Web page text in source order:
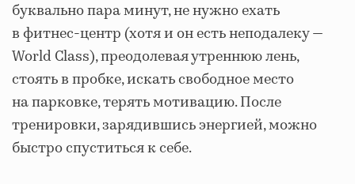
буквально пара минут, не нужно ехать
в фитнес-центр (хотя и он есть неподалеку —
World Class), преодолевая утреннюю лень,
стоять в пробке, искать свободное место
на парковке, терять мотивацию. После
тренировки, зарядившись энергией, можно
быстро спуститься к себе.